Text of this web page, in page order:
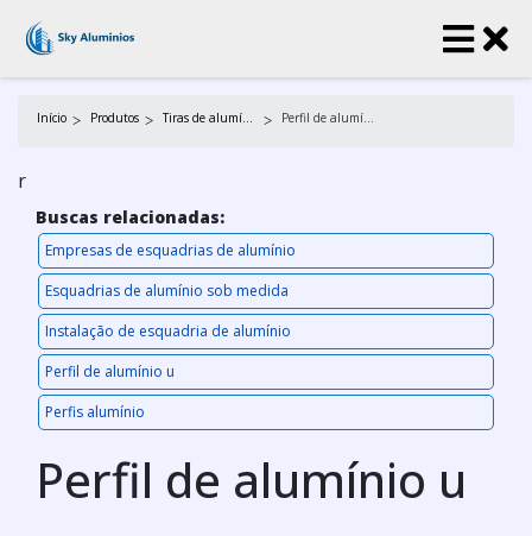
Início Produtos Tiras de alumínio Perfil de alumínio u
r
Buscas relacionadas:
Empresas de esquadrias de alumínio
Esquadrias de alumínio sob medida
Instalação de esquadria de alumínio
Perfil de alumínio u
Perfis alumínio
Perfil de alumínio u